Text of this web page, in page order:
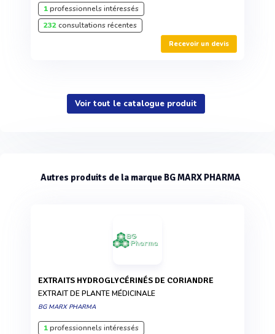
1professionnels intéressés
232consultations récentes
Recevoir un devis
Voir tout le catalogue produit
Autres produits de la marque BG MARX PHARMA
EXTRAITS HYDROGLYCÉRINÉS DE CORIANDRE
EXTRAIT DE PLANTE MÉDICINALE
BG MARX PHARMA
1professionnels intéressés